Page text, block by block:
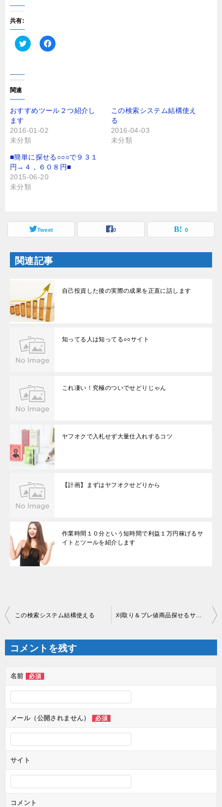
共有:
ク
し
て
T
i
t
t
e
r
で
共
(
新
し
い
ウ
ィ
ン
き
す
F
共
る
に
リ
ッ
ク
し
て
し
い
ウ
ン
ド
ウ
で
き
ま
す
)
関連
おすすめツール２つ紹介し
ます
2016-01-02
未分類
この検索システム結構使え
る
2016-04-03
未分類
■簡単に探せる○○○で９３１
円→４，６０８円■
2015-06-20
未分類
Tweet 0 0
関連記事
自己投資した後の実際の成果を正直に話します
知ってる人は知ってる○○サイト
これ凄い！究極のついでせどりじゃん
ヤフオクで入札せず大量仕入れするコツ
【計画】まずはヤフオクせどりから
作業時間１０分という短時間で利益１万円稼げるサ
イトとツールを紹介します
投
稿
ナ
ゲ
ー
シ
ン
この検索システム結構使える
コメントを残す
名前 必須
メール（公開されません） 必須
サイト
コメント